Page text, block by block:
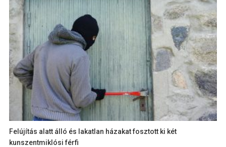
Felújítás alatt álló és lakatlan házakat fosztott ki két
kunszentmiklósi férfi